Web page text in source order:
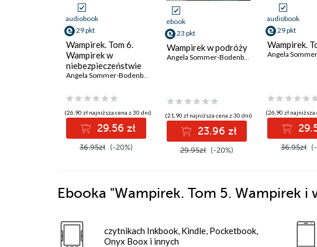
audiobook
29 pkt
Wampirek. Tom 6.
Wampirek w
niebezpieczeństwie
Angela Sommer-Bodenburg
(26,90 zł najniższa cena z 30 dni)
29.56 zł
36.95zł (-20%)
ebook
23 pkt
Wampirek w podróży
Angela Sommer-Bodenburg
(21,90 zł najniższa cena z 30 dni)
23.96 zł
29.95zł (-20%)
audiobook
29 pkt
Wampirek.
(26,90 zł najniższa
36.95zł
Ebooka "Wampirek. Tom 5. Wampirek i
czytnikach Inkbook, Kindle, Pocketbook,
Onyx Boox i innych